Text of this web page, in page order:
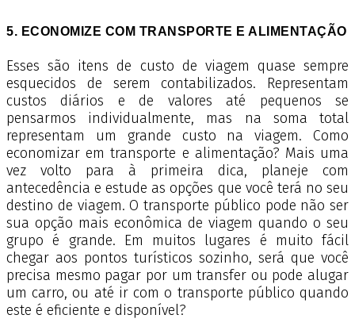
5. ECONOMIZE COM TRANSPORTE E ALIMENTAÇÃO
Esses são itens de custo de viagem quase sempre
esquecidos de serem contabilizados. Representam
custos diários e de valores até pequenos se
pensarmos individualmente, mas na soma total
representam um grande custo na viagem. Como
economizar em transporte e alimentação? Mais uma
vez volto para à primeira dica, planeje com
antecedência e estude as opções que você terá no seu
destino de viagem. O transporte público pode não ser
sua opção mais econômica de viagem quando o seu
grupo é grande. Em muitos lugares é muito fácil
chegar aos pontos turísticos sozinho, será que você
precisa mesmo pagar por um transfer ou pode alugar
um carro, ou até ir com o transporte público quando
este é eficiente e disponível?